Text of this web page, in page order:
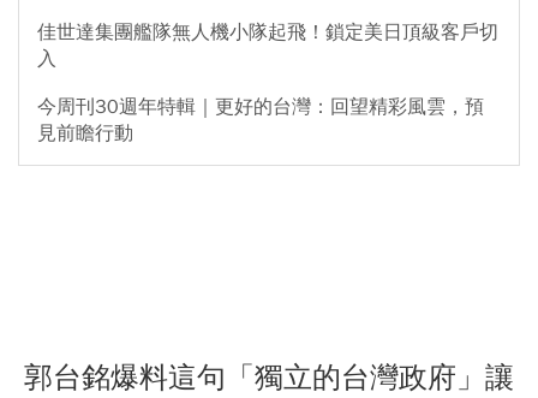
佳世達集團艦隊無人機小隊起飛！鎖定美日頂級客戶切
入
今周刊30週年特輯｜更好的台灣：回望精彩風雲，預
見前瞻行動
郭台銘爆料這句「獨立的台灣政府」讓